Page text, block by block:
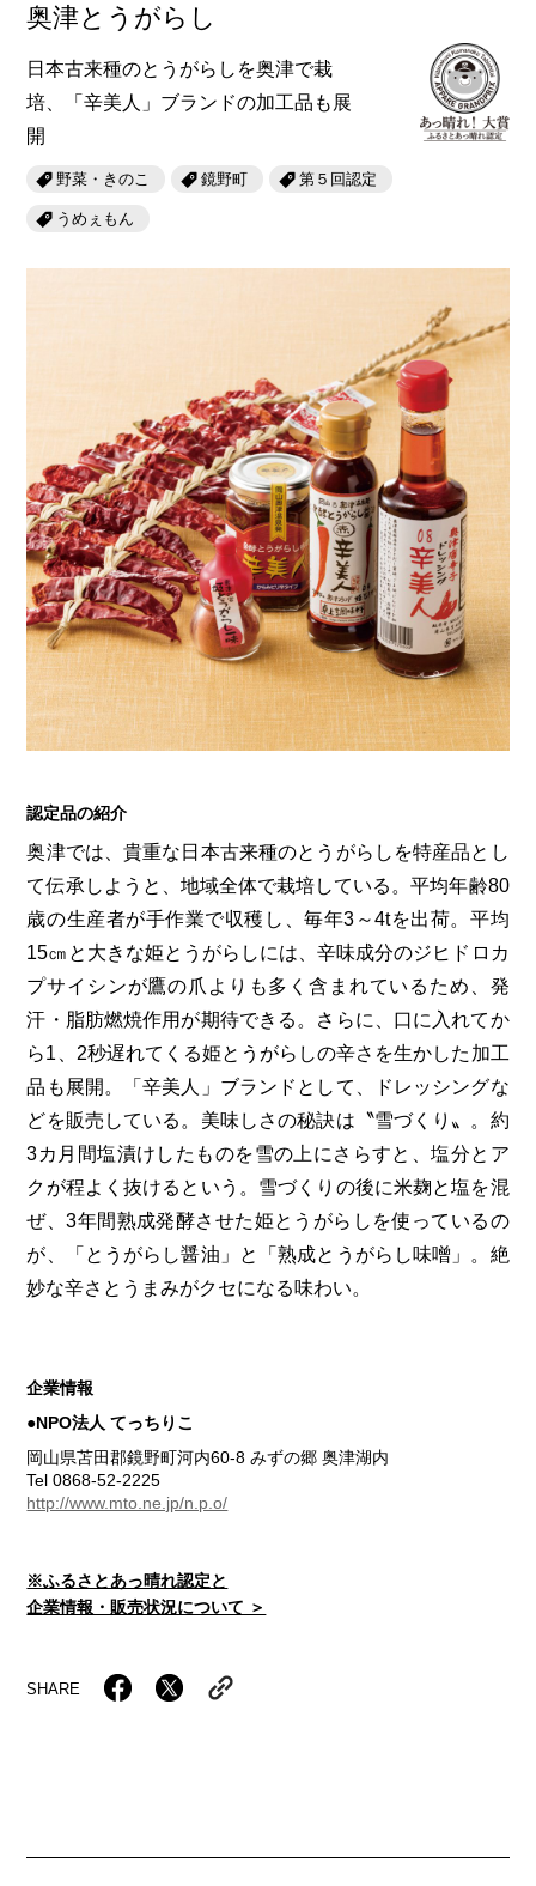
奥津とうがらし
日本古来種のとうがらしを奥津で栽
培、「辛美人」ブランドの加工品も展
開
野菜・きのこ 鏡野町 第５回認定
うめぇもん
認定品の紹介
奥津では、貴重な日本古来種のとうがらしを特産品とし
て伝承しようと、地域全体で栽培している。平均年齢80
歳の生産者が手作業で収穫し、毎年3～4tを出荷。平均
15㎝と大きな姫とうがらしには、辛味成分のジヒドロカ
プサイシンが鷹の爪よりも多く含まれているため、発
汗・脂肪燃焼作用が期待できる。さらに、口に入れてか
ら1、2秒遅れてくる姫とうがらしの辛さを生かした加工
品も展開。「辛美人」ブランドとして、ドレッシングな
どを販売している。美味しさの秘訣は〝雪づくり〟。約
3カ月間塩漬けしたものを雪の上にさらすと、塩分とア
クが程よく抜けるという。雪づくりの後に米麹と塩を混
ぜ、3年間熟成発酵させた姫とうがらしを使っているの
が、「とうがらし醤油」と「熟成とうがらし味噌」。絶
妙な辛さとうまみがクセになる味わい。
企業情報
●NPO法人 てっちりこ
岡山県苫田郡鏡野町河内60-8 みずの郷 奥津湖内
Tel 0868-52-2225
http://www.mto.ne.jp/n.p.o/
※ふるさとあっ晴れ認定と
企業情報・販売状況について ＞
SHARE